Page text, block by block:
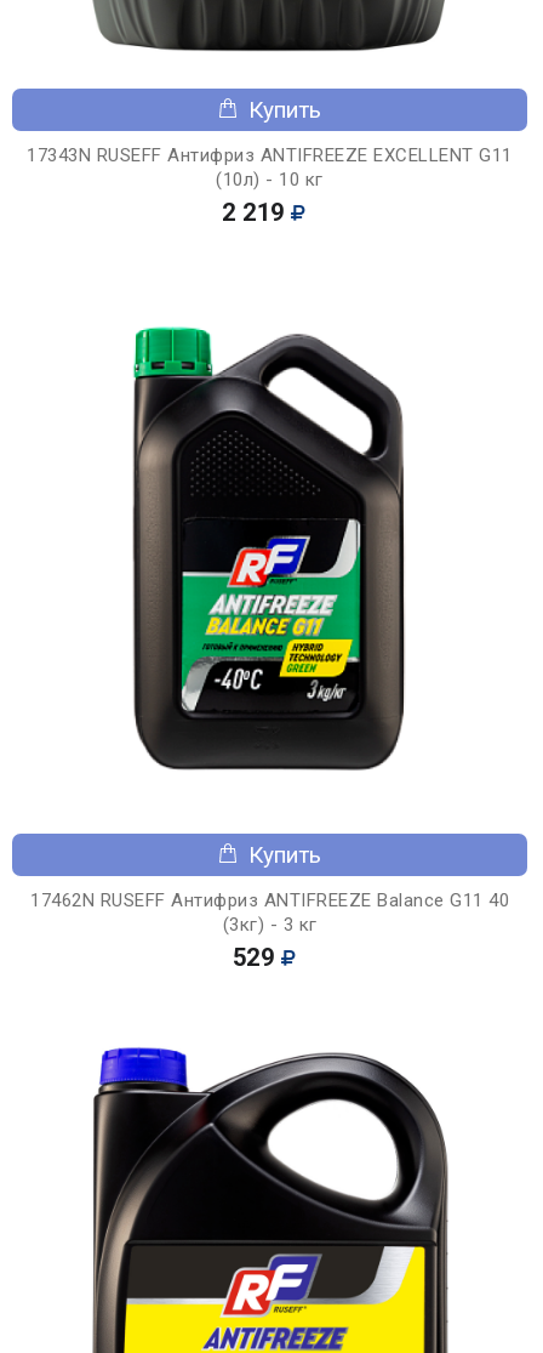
Купить
17343N RUSEFF Антифриз ANTIFREEZE EXCELLENT G11
(10л) - 10 кг
2 219
Купить
17462N RUSEFF Антифриз ANTIFREEZE Balance G11 40
(3кг) - 3 кг
529